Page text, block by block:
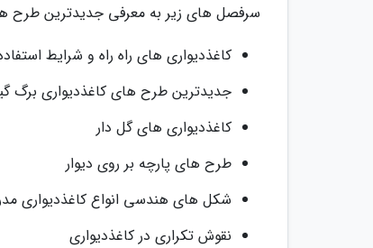
سرفصل های زیر به معرفی جدیدترین طرح
کاغذدیواری های راه راه و شرایط
جدیدترین طرح های کاغذدیواری برگ
کاغذدیواری های گل دار
طرح های پارچه بر روی دیوار
شکل های هندسی انواع کاغذدیواری
نقوش تکراری در کاغذدیواری